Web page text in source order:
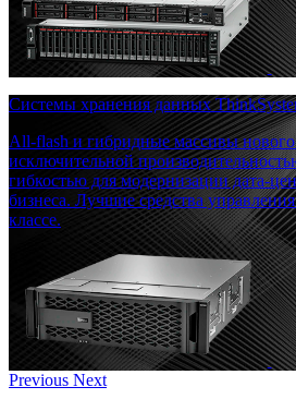
Системы хранения данных
All-flash и гибридные массивы
исключительной
гибкостью для модернизации дата-
бизнеса. Лучшие средства
классе.
Previous Next